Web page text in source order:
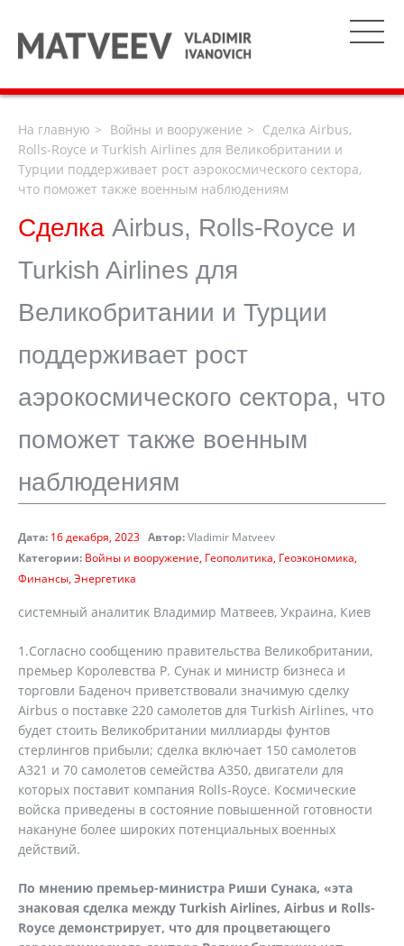
На главную Войны и вооружение
Сделка Airbus,
Rolls-Royce и Turkish Airlines для Великобритании и
Турции поддерживает рост аэрокосмического сектора,
что поможет также военным наблюдениям
Сделка Airbus, Rolls-Royce и
Turkish Airlines для
Великобритании и Турции
поддерживает рост
аэрокосмического сектора, что
поможет также военным
наблюдениям
Дата: 16 декабря, 2023 Автор:Vladimir Matveev
Категории: Войны и вооружение Геополитика Геоэкономика
Финансы Энергетика
системный аналитик Владимир Матвеев, Украина, Киев
1.Согласно сообщению правительства Великобритании,
премьер Королевства Р. Сунак и министр бизнеса и
торговли Баденоч приветствовали значимую сделку
Airbus о поставке 220 самолетов для Turkish Airlines, что
будет стоить Великобритании миллиарды фунтов
стерлингов прибыли; сделка включает 150 самолетов
А321 и 70 самолетов семейства А350, двигатели для
которых поставит компания Rolls-Royce. Космические
войска приведены в состояние повышенной готовности
накануне более широких потенциальных военных
действий.
По мнению премьер-министра Риши Сунака, «эта
знаковая сделка между Turkish Airlines, Airbus и Rolls-
Royce демонстрирует, что для процветающего